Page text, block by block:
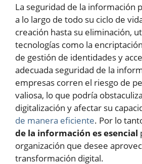
La seguridad de la información
a lo largo de todo su ciclo de
creación hasta su eliminación,
tecnologías como la
de gestión de identidades y
adecuada seguridad de la
empresas corren el riesgo de
valiosa, lo que podría
digitalización y afectar su
de manera eficiente. Por lo
de la información es esencial
organización que desee
transformación digital.